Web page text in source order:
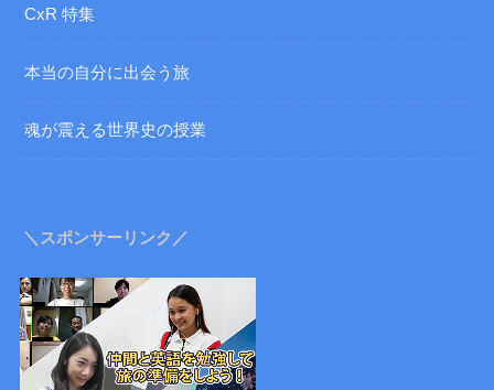
CxR 特集
本当の自分に出会う旅
魂が震える世界史の授業
＼スポンサーリンク／